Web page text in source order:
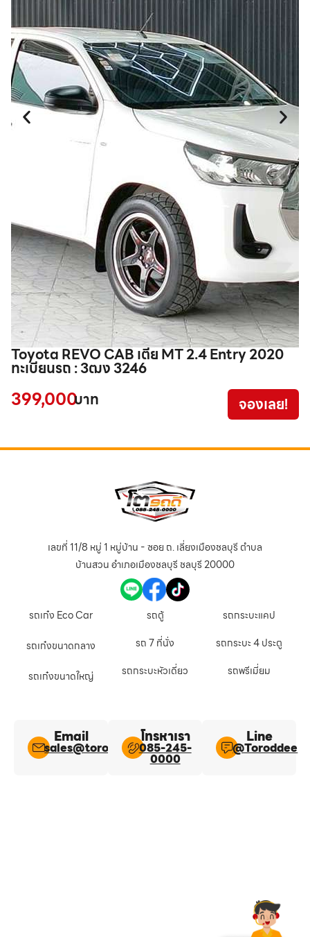
Toyota REVO CAB เตี้ย MT 2.4 Entry 2020
ทะเบียนรถ : 3ฒง 3246
399,000บาท จองเลย!
เลขที่ 11/8 หมู่ 1 หมู่บ้าน - ซอย ถ. เลี่ยงเมืองชลบุรี ตำบล
บ้านสวน อำเภอเมืองชลบุรี ชลบุรี 20000
รถเก๋ง Eco Car
รถเก๋งขนาดกลาง
รถเก๋งขนาดใหญ่
รถตู้
รถ 7 ที่นั่ง
รถกระบะหัวเดี่ยว
รถกระบะแคป
รถกระบะ 4 ประตู
รถพรีเมี่ยม
Email
sales@toroddee.com
โทรหาเรา
085-245-
0000
Line​
@Toroddee​